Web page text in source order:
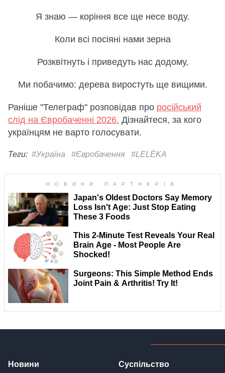
Я знаю — коріння все ще несе воду.
Коли всі посіяні нами зерна
Розквітнуть і приведуть нас додому,
Ми побачимо: дерева виростуть ще вищими.
Раніше "Телеграф" розповідав про російський
слід на Євробаченні 2026. Дізнайтеся, за кого
українцям не варто голосувати.
Теги: #Україна #Євробачення #LELÉKA
Новини Суспільство